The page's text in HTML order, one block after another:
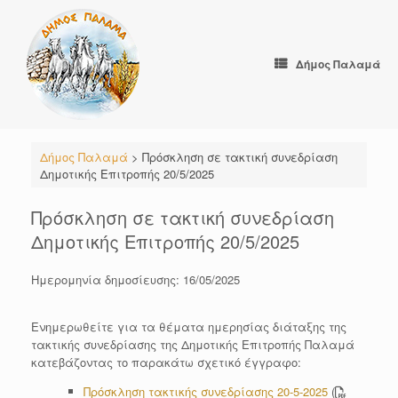
content
Δήμος Παλαμά
Δήμος Παλαμά > Πρόσκληση σε τακτική συνεδρίαση
Δημοτικής Επιτροπής 20/5/2025
Πρόσκληση σε τακτική συνεδρίαση
Δημοτικής Επιτροπής 20/5/2025
Ημερομηνία δημοσίευσης: 16/05/2025
Ενημερωθείτε για τα θέματα ημερησίας διάταξης της
τακτικής συνεδρίασης της Δημοτικής Επιτροπής Παλαμά
κατεβάζοντας το παρακάτω σχετικό έγγραφο:
Πρόσκληση τακτικής συνεδρίασης 20-5-2025(